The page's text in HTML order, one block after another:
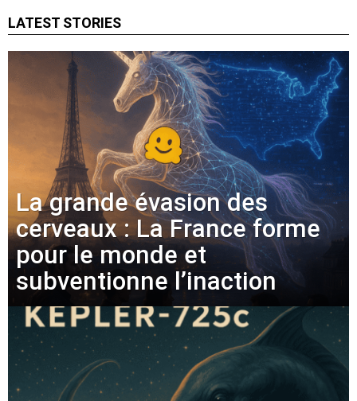
LATEST STORIES
La grande évasion des
cerveaux : La France forme
pour le monde et
subventionne l’inaction